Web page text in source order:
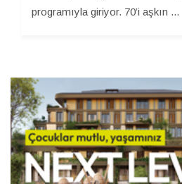
programıyla giriyor. 70’i aşkın ...